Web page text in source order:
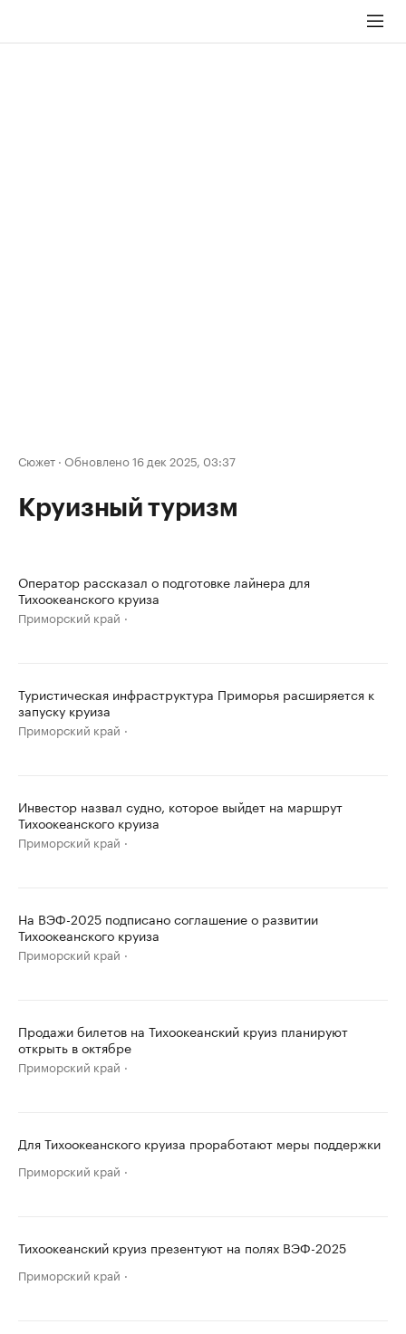
Сюжет · Обновлено 16 дек 2025, 03:37
Круизный туризм
Оператор рассказал о подготовке лайнера для
Тихоокеанского круиза
Приморский край
Туристическая инфраструктура Приморья расширяется к
запуску круиза
Приморский край
Инвестор назвал судно, которое выйдет на маршрут
Тихоокеанского круиза
Приморский край
На ВЭФ-2025 подписано соглашение о развитии
Тихоокеанского круиза
Приморский край
Продажи билетов на Тихоокеанский круиз планируют
открыть в октябре
Приморский край
Для Тихоокеанского круиза проработают меры поддержки
Приморский край
Тихоокеанский круиз презентуют на полях ВЭФ-2025
Приморский край